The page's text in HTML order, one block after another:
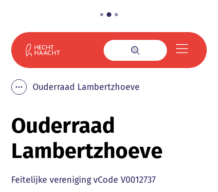
Naar inhoud
Gemeente Haacht
Zoek tonen /Menu
Toon alle broodkruimel items
Ouderraad Lambertzhoeve
Ouderraad
Lambertzhoeve
Type
Feitelijke vereniging vCode V0012737